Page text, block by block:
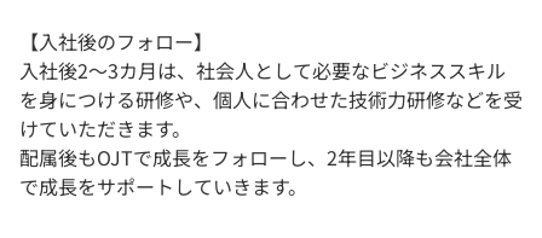
【入社後のフォロー】
入社後2～3カ月は、社会人として必要なビジネススキル
を身につける研修や、個人に合わせた技術力研修などを受
けていただきます。
配属後もOJTで成長をフォローし、2年目以降も会社全体
で成長をサポートしていきます。